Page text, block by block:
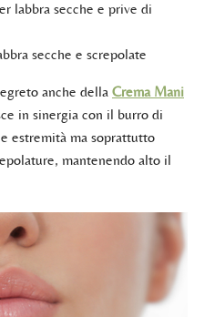
labbra secche e prive di
secche e screpolate
anche della Crema Mani
in sinergia con il burro di
estremità ma soprattutto
mantenendo alto il